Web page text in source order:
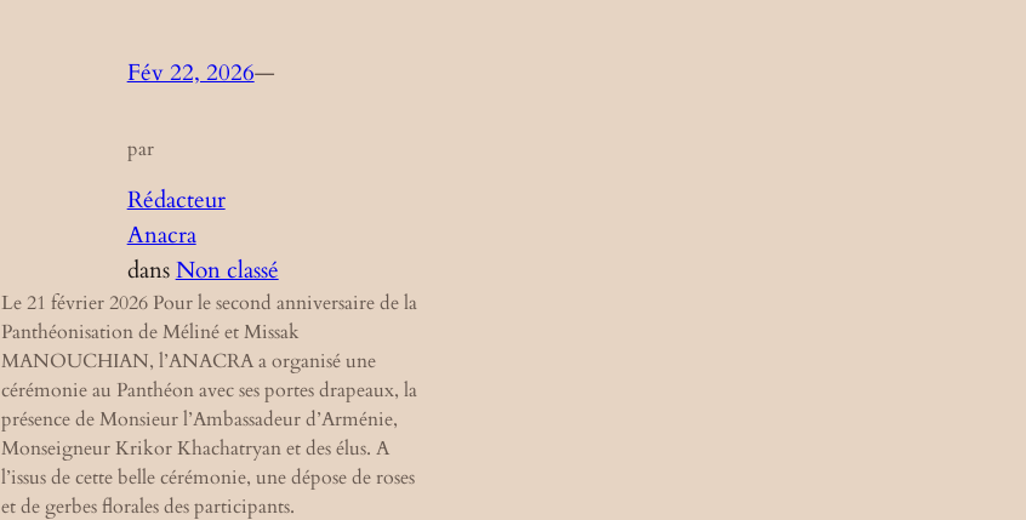
Fév 22, 2026—
par
Rédacteur
Anacra
dansNon classé
Le 21 février 2026 Pour le second anniversaire de la
Panthéonisation de Méliné et Missak
MANOUCHIAN, l’ANACRA a organisé une
cérémonie au Panthéon avec ses portes drapeaux, la
présence de Monsieur l’Ambassadeur d’Arménie,
Monseigneur Krikor Khachatryan et des élus. A
l’issus de cette belle cérémonie, une dépose de roses
et de gerbes florales des participants.